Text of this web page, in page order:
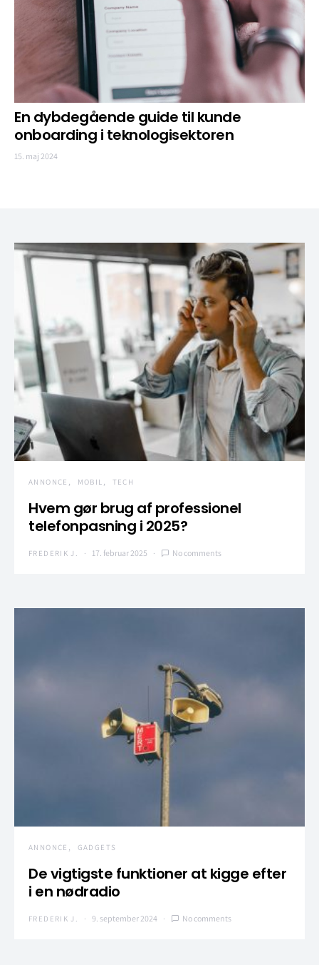
En dybdegående guide til kunde
onboarding i teknologisektoren
15. maj 2024
ANNONCE MOBIL TECH
Hvem gør brug af professionel
telefonpasning i 2025?
FREDERIK J. 17. februar 2025 No comments
ANNONCE GADGETS
De vigtigste funktioner at kigge efter
i en nødradio
FREDERIK J. 9. september 2024 No comments